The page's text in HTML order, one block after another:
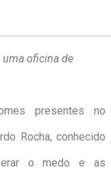
oficina de
presentes no
Rocha, conhecido
o medo e as